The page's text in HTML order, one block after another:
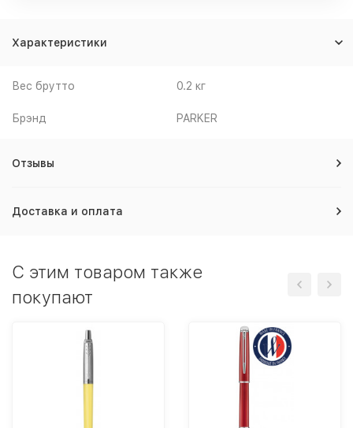
Характеристики
Вес брутто 0.2 кг
Брэнд PARKER
Отзывы
Доставка и оплата
C этим товаром также
покупают